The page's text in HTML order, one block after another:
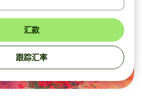
汇款
跟踪汇率